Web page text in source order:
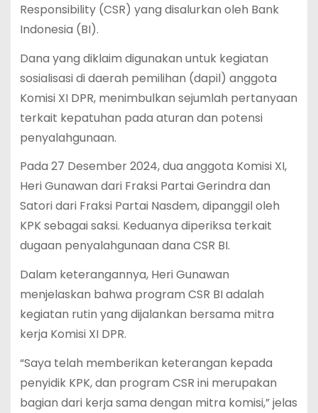
Responsibility (CSR) yang disalurkan oleh Bank
Indonesia (BI).
Dana yang diklaim digunakan untuk kegiatan
sosialisasi di daerah pemilihan (dapil) anggota
Komisi XI DPR, menimbulkan sejumlah pertanyaan
terkait kepatuhan pada aturan dan potensi
penyalahgunaan.
Pada 27 Desember 2024, dua anggota Komisi XI,
Heri Gunawan dari Fraksi Partai Gerindra dan
Satori dari Fraksi Partai Nasdem, dipanggil oleh
KPK sebagai saksi. Keduanya diperiksa terkait
dugaan penyalahgunaan dana CSR BI.
Dalam keterangannya, Heri Gunawan
menjelaskan bahwa program CSR BI adalah
kegiatan rutin yang dijalankan bersama mitra
kerja Komisi XI DPR.
“Saya telah memberikan keterangan kepada
penyidik KPK, dan program CSR ini merupakan
bagian dari kerja sama dengan mitra komisi,” jelas